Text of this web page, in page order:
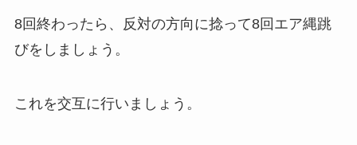
8回終わったら、反対の方向に捻って8回エア縄跳
びをしましょう。
これを交互に行いましょう。